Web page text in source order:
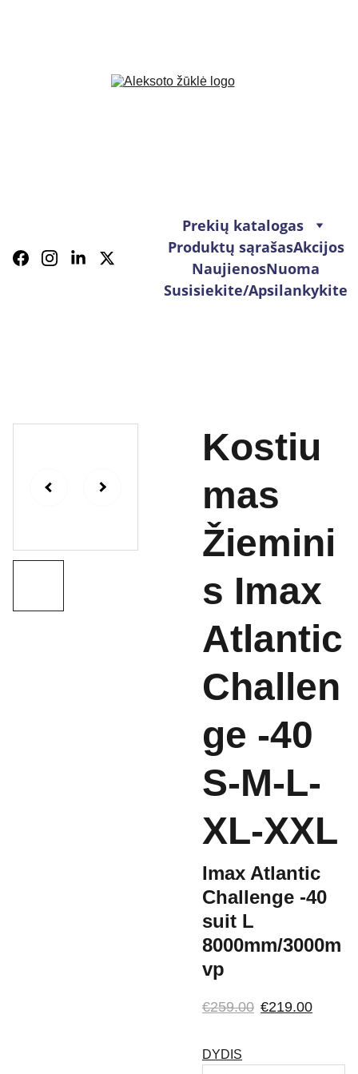
Prekių katalogas
Produktų sąrašasAkcijos
NaujienosNuoma
Susisiekite/Apsilankykite
Kostiu
mas
Žiemini
s Imax
Atlantic
Challen
ge -40
S-M-L-
XL-XXL
Imax Atlantic
Challenge -40
suit L
8000mm/3000m
vp
€259.00 €219.00
DYDIS